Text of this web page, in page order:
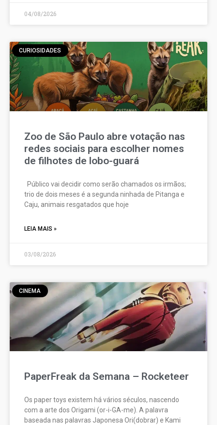
04/08/2026
CURIOSIDADES
Zoo de São Paulo abre votação nas
redes sociais para escolher nomes
de filhotes de lobo-guará
Público vai decidir como serão chamados os irmãos;
trio de dois meses é a segunda ninhada de Pitanga e
Caju, animais resgatados que hoje
LEIA MAIS »
03/08/2026
CINEMA
PaperFreak da Semana – Rocketeer
Os paper toys existem há vários séculos, nascendo
com a arte dos Origami (or-i-GA-me). A palavra
baseada nas palavras Japonesa Ori(dobrar) e Kami